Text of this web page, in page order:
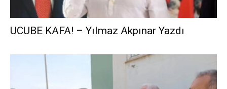
UCUBE KAFA! – Yılmaz Akpınar Yazdı